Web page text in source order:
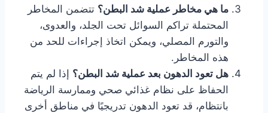
ما هي مخاطر عملية شد البطن؟ تتضمن المخاطر
المحتملة تراكم السوائل تحت الجلد، والعدوى،
والتورم المصلي، ويمكن اتخاذ إجراءات للحد من
هذه المخاطر.
هل تعود الدهون بعد عملية شد البطن؟ إذا لم يتم
الحفاظ على نظام غذائي صحي وممارسة الرياضة
بانتظام، قد تعود الدهون تدريجيًا في مناطق أخرى